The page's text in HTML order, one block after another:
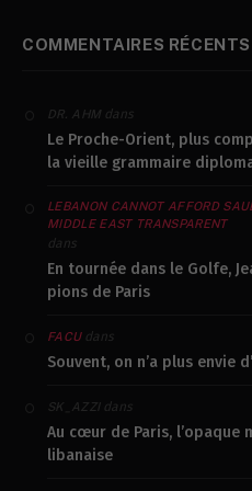
COMMENTAIRES RÉCENTS
DR. AHM dans
Le Proche-Orient, plus
la vieille grammaire
LEBANON CANNOT AFFORD
MIDDLE EAST TRANSPARENT
dans
En tournée dans le Golfe,
pions de Paris
FACUdans
Souvent, on n’a plus envie
SK_AZZIdans
Au cœur de Paris, l’opaque
libanaise